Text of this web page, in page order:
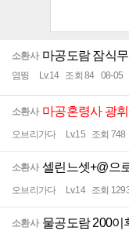
소환사 마공도람 잠식
염뜅 Lv.14 조회 84 08-05
소환사 마공혼령사 광
오브리가다 Lv.15 조회 748
소환사 셀린느셋+@으
오브리가다 Lv.14 조회
소환사 물공도람 200이